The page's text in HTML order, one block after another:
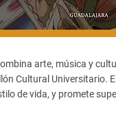
arte, música y
Cultural Universitario.
de vida, y promete